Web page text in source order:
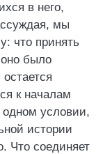
в него,
мы
что принять
оно было
к началам
одном условии,
истории
Что соединяет